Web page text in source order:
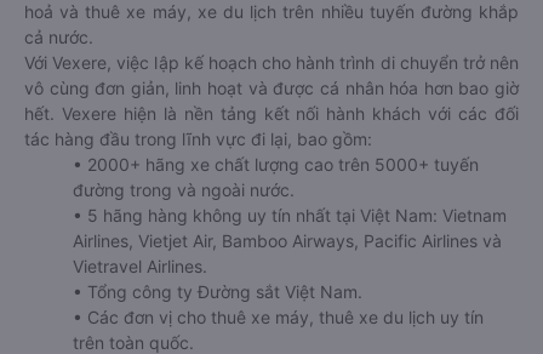
hoả và thuê xe máy, xe du lịch trên nhiều tuyến đường khắp
cả nước.
Với Vexere, việc lập kế hoạch cho hành trình di chuyển trở nên
vô cùng đơn giản, linh hoạt và được cá nhân hóa hơn bao giờ
hết. Vexere hiện là nền tảng kết nối hành khách với các đối
tác hàng đầu trong lĩnh vực đi lại, bao gồm:
• 2000+ hãng xe chất lượng cao trên 5000+ tuyến
đường trong và ngoài nước.
• 5 hãng hàng không uy tín nhất tại Việt Nam: Vietnam
Airlines, Vietjet Air, Bamboo Airways, Pacific Airlines và
Vietravel Airlines.
• Tổng công ty Đường sắt Việt Nam.
• Các đơn vị cho thuê xe máy, thuê xe du lịch uy tín
trên toàn quốc.